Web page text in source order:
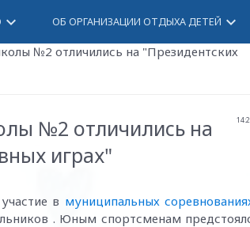
keyboard_arrow_down ОБ ОРГАНИЗАЦИИ ОТДЫХА ДЕТЕЙ keyboard_arrow_down
№2 отличились на "Президентских
№2 отличились на
играх"
в муниципальных
. Юным спортсменам